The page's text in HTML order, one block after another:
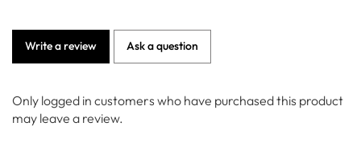
Write a review Ask a question
Only logged in customers who have purchased this product
may leave a review.